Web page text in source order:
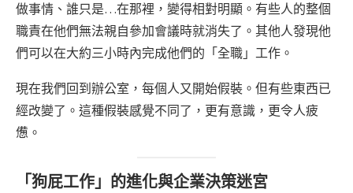
做事情、誰只是…在那裡，變得相對明顯。有些人的整個
職責在他們無法親自參加會議時就消失了。其他人發現他
們可以在大約三小時內完成他們的「全職」工作。
現在我們回到辦公室，每個人又開始假裝。但有些東西已
經改變了。這種假裝感覺不同了，更有意識，更令人疲
憊。
「狗屁工作」的進化與企業決策迷宮